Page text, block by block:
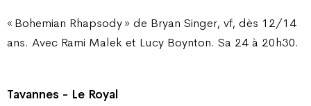
« Bohemian Rhapsody » de Bryan Singer, vf, dès 12/14
ans. Avec Rami Malek et Lucy Boynton. Sa 24 à 20h30.
Tavannes - Le Royal